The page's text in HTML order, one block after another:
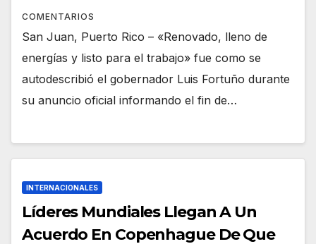
COMENTARIOS
San Juan, Puerto Rico – «Renovado, lleno de
energías y listo para el trabajo» fue como se
autodescribió el gobernador Luis Fortuño durante
su anuncio oficial informando el fin de…
INTERNACIONALES
Líderes Mundiales Llegan A Un
Acuerdo En Copenhague De Que